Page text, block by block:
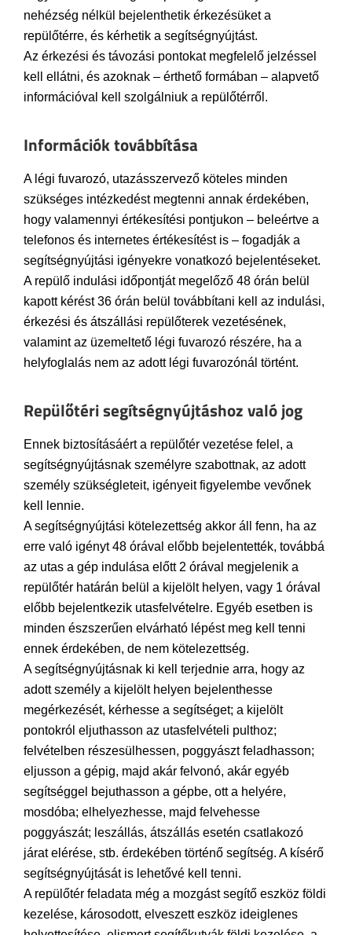
nehézség nélkül bejelenthetik érkezésüket a
repülőtérre, és kérhetik a segítségnyújtást.
Az érkezési és távozási pontokat megfelelő jelzéssel
kell ellátni, és azoknak – érthető formában – alapvető
információval kell szolgálniuk a repülőtérről.
Információk továbbítása
A légi fuvarozó, utazásszervező köteles minden
szükséges intézkedést megtenni annak érdekében,
hogy valamennyi értékesítési pontjukon – beleértve a
telefonos és internetes értékesítést is – fogadják a
segítségnyújtási igényekre vonatkozó bejelentéseket.
A repülő indulási időpontját megelőző 48 órán belül
kapott kérést 36 órán belül továbbítani kell az indulási,
érkezési és átszállási repülőterek vezetésének,
valamint az üzemeltető légi fuvarozó részére, ha a
helyfoglalás nem az adott légi fuvarozónál történt.
Repülőtéri segítségnyújtáshoz való jog
Ennek biztosításáért a repülőtér vezetése felel, a
segítségnyújtásnak személyre szabottnak, az adott
személy szükségleteit, igényeit figyelembe vevőnek
kell lennie.
A segítségnyújtási kötelezettség akkor áll fenn, ha az
erre való igényt 48 órával előbb bejelentették, továbbá
az utas a gép indulása előtt 2 órával megjelenik a
repülőtér határán belül a kijelölt helyen, vagy 1 órával
előbb bejelentkezik utasfelvételre. Egyéb esetben is
minden észszerűen elvárható lépést meg kell tenni
ennek érdekében, de nem kötelezettség.
A segítségnyújtásnak ki kell terjednie arra, hogy az
adott személy a kijelölt helyen bejelenthesse
megérkezését, kérhesse a segítséget; a kijelölt
pontokról eljuthasson az utasfelvételi pulthoz;
felvételben részesülhessen, poggyászt feladhasson;
eljusson a gépig, majd akár felvonó, akár egyéb
segítséggel bejuthasson a gépbe, ott a helyére,
mosdóba; elhelyezhesse, majd felvehesse
poggyászát; leszállás, átszállás esetén csatlakozó
járat elérése, stb. érdekében történő segítség. A kísérő
segítségnyújtását is lehetővé kell tenni.
A repülőtér feladata még a mozgást segítő eszköz földi
kezelése, károsodott, elveszett eszköz ideiglenes